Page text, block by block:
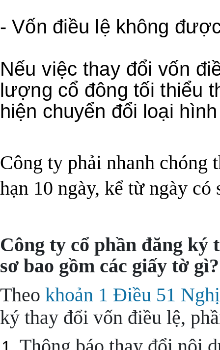
- Vốn điều lệ không
Nếu việc thay đổi vốn
lượng cổ đông tối thiểu
hiện chuyển đổi loại
Công ty phải nhanh chóng
hạn 10 ngày, kể từ ngày có
Công ty cổ phần đăng ký
sơ bao gồm các giấy tờ gì?
Theo khoản 1 Điều 51
ký thay đổi vốn điều lệ,